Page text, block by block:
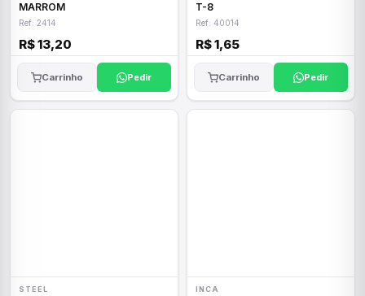
MARROM
Ref: 2414
R$ 13,20
Carrinho Pedir
T-8
Ref: 40014
R$ 1,65
Carrinho Pedir
STEEL INCA